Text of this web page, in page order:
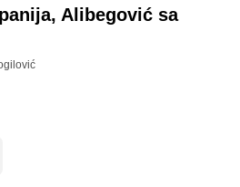
Alibegović sa